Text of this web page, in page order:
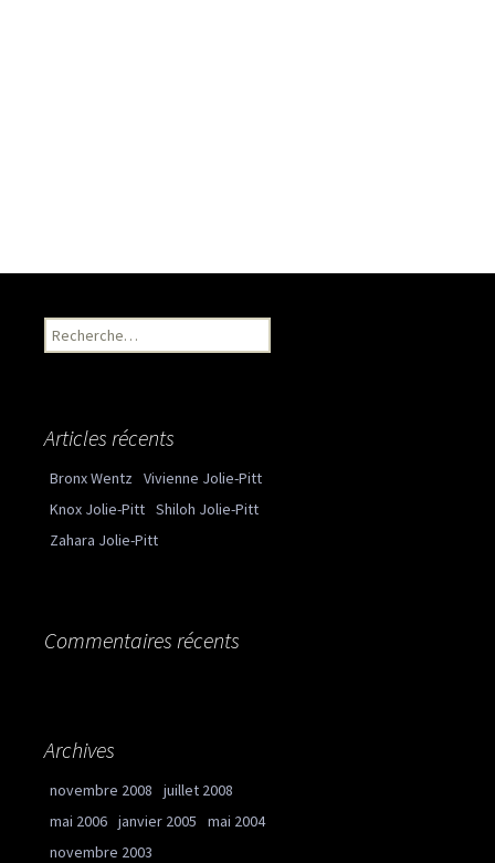
Recherche pour :
Articles récents
Bronx Wentz Vivienne Jolie-Pitt
Knox Jolie-Pitt Shiloh Jolie-Pitt
Zahara Jolie-Pitt
Commentaires récents
Archives
novembre 2008
juillet 2008
mai 2006 janvier 2005
mai 2004
novembre 2003